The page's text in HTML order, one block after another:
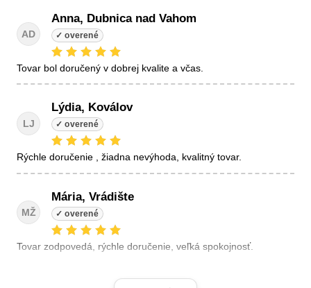
AD
Anna, Dubnica nad Vahom
tovar bol doručený v dobrej kvalite a včas.
LJ
Lýdia, Koválov
Rýchle doručenie , žiadna nevýhoda, kvalitný tovar.
MŽ
Mária, Vrádište
Tovar zodpovedá, rýchle doručenie, veľká spokojnosť.